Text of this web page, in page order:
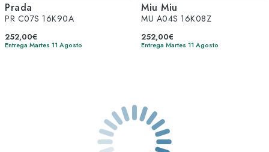
Prada
PR C07S 16K90A
252,00€
Entrega Martes 11 Agosto
Miu Miu
MU A04S 16K08Z
252,00€
Entrega Martes 11 Agosto